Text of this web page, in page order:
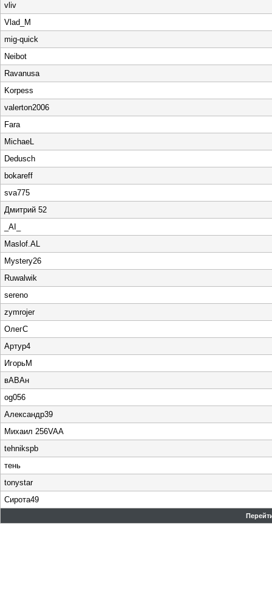
vliv
Vlad_M
mig-quick
Neibot
Ravanusa
Korpess
valerton2006
Fara
MichaeL
Dedusch
bokareff
sva775
Дмитрий 52
_AI_
Maslof.AL
Mystery26
Ruwalwik
sereno
zymrojer
ОлегС
Артур4
ИгорьМ
вАВАн
og056
Александр39
Михаил 256VAA
tehnikspb
тень
tonystar
Сирота49